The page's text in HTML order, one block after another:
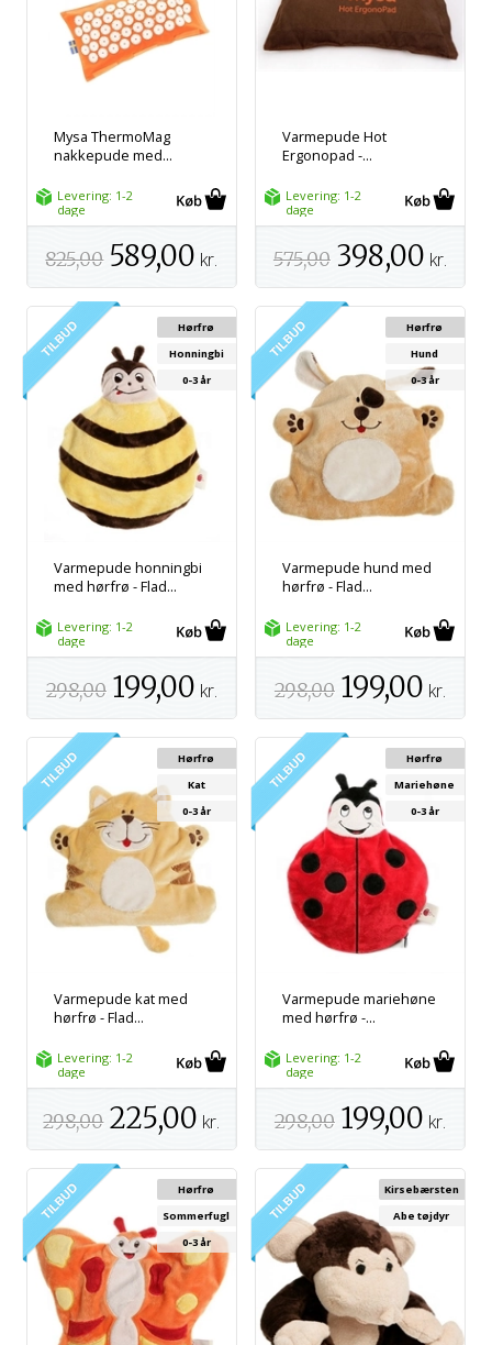
Mysa ThermoMag
nakkepude med...
Levering: 1-2
dage
825,00 589,00 kr.
Varmepude Hot
Ergonopad -...
Levering: 1-2
dage
575,00 398,00 kr.
Varmepude honningbi
med hørfrø - Flad...
Hørfrø
Honningbi
0-3 år
Levering: 1-2
dage
298,00 199,00 kr.
Varmepude hund med
hørfrø - Flad...
Hørfrø
Hund
0-3 år
Levering: 1-2
dage
298,00 199,00 kr.
Varmepude kat med
hørfrø - Flad...
Hørfrø
Kat
0-3 år
Levering: 1-2
dage
298,00 225,00 kr.
Varmepude mariehøne
med hørfrø -...
Hørfrø
Mariehøne
0-3 år
Levering: 1-2
dage
298,00 199,00 kr.
Hørfrø
Sommerfugl
0-3 år
Kirsebærsten
Abe tøjdyr